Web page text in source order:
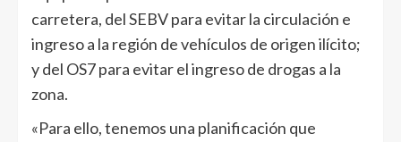
carretera, del SEBV para evitar la circulación e
ingreso a la región de vehículos de origen ilícito;
y del OS7 para evitar el ingreso de drogas a la
zona.
«Para ello, tenemos una planificación que